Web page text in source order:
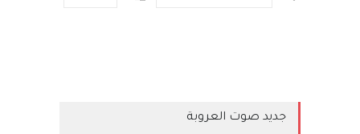
جديد صوت العروبة